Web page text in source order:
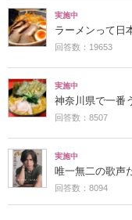
実施中
ラーメンって日
回答数：19653
実施中
神奈川県で一番
回答数：8507
実施中
唯一無二の歌声
回答数：8094